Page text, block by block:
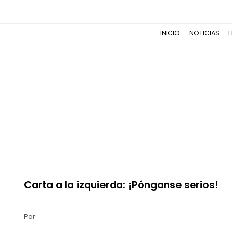
INICIO NOTICIAS
Carta a la izquierda: ¡Pónganse serios!
.
Por